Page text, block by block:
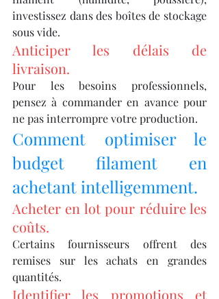
investissez dans des boîtes de stockage
sous vide.
Anticiper les délais de
livraison.
Pour les besoins professionnels,
pensez à commander en avance pour
ne pas interrompre votre production.
Comment optimiser le
budget filament en
achetant intelligemment.
Acheter en lot pour réduire les
coûts.
Certains fournisseurs offrent des
remises sur les achats en grandes
quantités.
Identifier les promotions et